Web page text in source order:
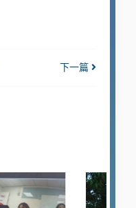
下一篇